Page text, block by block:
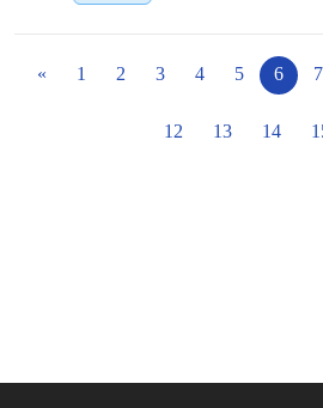
« 1 2 3 4 5 6 7
12 13 14